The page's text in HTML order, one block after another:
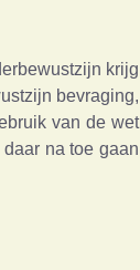
krijg
bevraging,
van de wet
na toe gaan